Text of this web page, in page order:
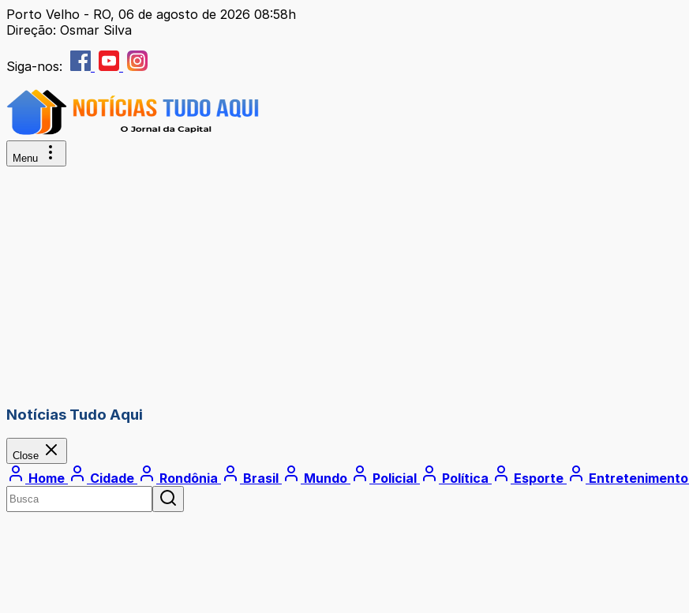
Porto Velho - RO, 06 de agosto de 2026 08:58h
Direção: Osmar Silva
Siga-nos:
Menu
Notícias Tudo Aqui
Close
Home Cidade Rondônia Brasil Mundo Policial Política Esporte Entretenimento